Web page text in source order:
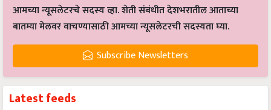
आमच्या न्यूसलेटरचे सदस्य व्हा. शेती संबंधीत देशभरातील आताच्या
बातम्या मेलवर वाचण्यासाठी आमच्या न्यूसलेटरची सदस्यता घ्या.
Subscribe Newsletters
Latest feeds